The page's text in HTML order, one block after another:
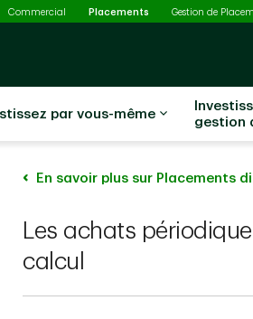
Commercial Placements Sélectionné
Gestion de
par vous-même
gestion
En savoir plus sur Placements
Les achats
calcul